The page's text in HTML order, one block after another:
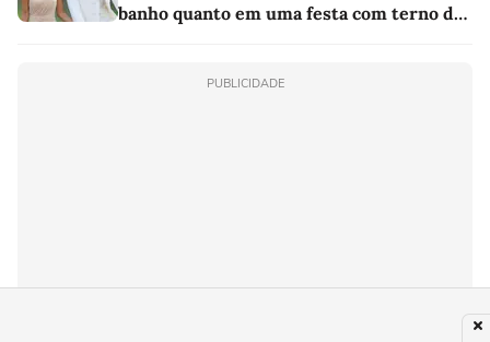
banho quanto em uma festa com terno de
PUBLICIDADE